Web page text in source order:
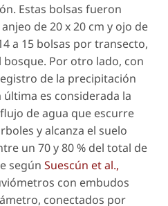
Estas bolsas fueron
de 20 x 20 cm y ojo de
a 15 bolsas por transecto,
Por otro lado, con
de la precipitación
es considerada la
de agua que escurre
y alcanza el suelo
un 70 y 80 % del total de
según Suescún et al.,
con embudos
conectados por